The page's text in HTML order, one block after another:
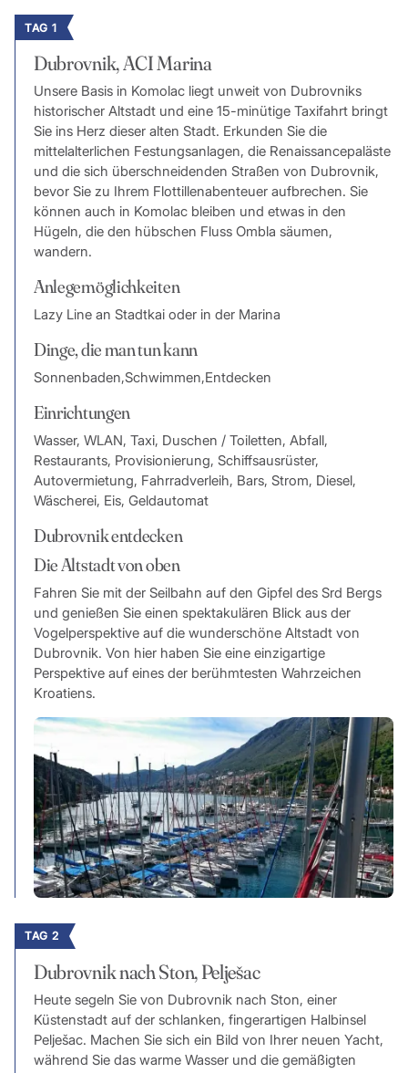
TAG 1
Dubrovnik, ACI Marina
Unsere Basis in Komolac liegt unweit von Dubrovniks
historischer Altstadt und eine 15-minütige Taxifahrt bringt
Sie ins Herz dieser alten Stadt. Erkunden Sie die
mittelalterlichen Festungsanlagen, die Renaissancepaläste
und die sich überschneidenden Straßen von Dubrovnik,
bevor Sie zu Ihrem Flottillenabenteuer aufbrechen. Sie
können auch in Komolac bleiben und etwas in den
Hügeln, die den hübschen Fluss Ombla säumen,
wandern.
Anlegemöglichkeiten
Lazy Line an Stadtkai oder in der Marina
Dinge, die man tun kann
Sonnenbaden,Schwimmen,Entdecken
Einrichtungen
Wasser, WLAN, Taxi, Duschen / Toiletten, Abfall,
Restaurants, Provisionierung, Schiffsausrüster,
Autovermietung, Fahrradverleih, Bars, Strom, Diesel,
Wäscherei, Eis, Geldautomat
Dubrovnik entdecken
Die Altstadt von oben
Fahren Sie mit der Seilbahn auf den Gipfel des Srd Bergs
und genießen Sie einen spektakulären Blick aus der
Vogelperspektive auf die wunderschöne Altstadt von
Dubrovnik. Von hier haben Sie eine einzigartige
Perspektive auf eines der berühmtesten Wahrzeichen
Kroatiens.
TAG 2
Dubrovnik nach Ston, Pelješac
Heute segeln Sie von Dubrovnik nach Ston, einer
Küstenstadt auf der schlanken, fingerartigen Halbinsel
Pelješac. Machen Sie sich ein Bild von Ihrer neuen Yacht,
während Sie das warme Wasser und die gemäßigten